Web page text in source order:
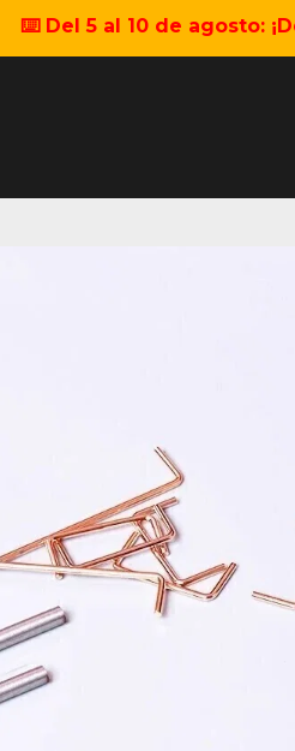
⌨️ Del 5 al 10 de agosto: